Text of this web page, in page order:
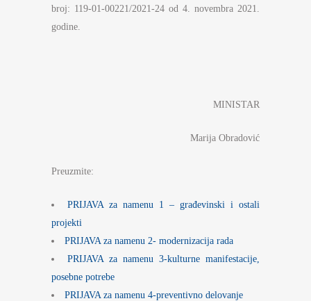
broj: 119-01-00221/2021-24 od 4. novembra 2021.
godine.
MINISTAR
Marija Obradović
Preuzmite:
PRIJAVA za namenu 1 – građevinski i ostali
projekti
PRIJAVA za namenu 2- modernizacija rada
PRIJAVA za namenu 3-kulturne manifestacije,
posebne potrebe
PRIJAVA za namenu 4-preventivno delovanje